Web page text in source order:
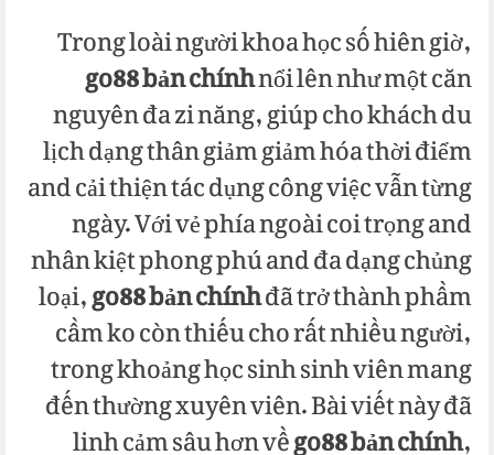
Trong loài người khoa học số hiên giờ,
go88 bản chínhnổi lên như một căn
nguyên đa zi năng, giúp cho khách du
lịch dạng thân giảm giảm hóa thời điểm
and cải thiện tác dụng công việc vẫn từng
ngày. Với vẻ phía ngoài coi trọng and
nhân kiệt phong phú and đa dạng chủng
loại,go88 bản chínhđã trở thành phầm
cầm ko còn thiếu cho rất nhiều người,
trong khoảng học sinh sinh viên mang
đến thường xuyên viên. Bài viết này đã